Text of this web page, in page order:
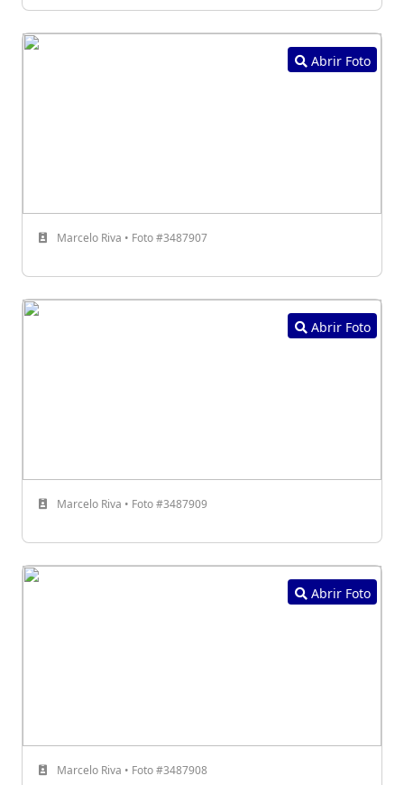
Abrir Foto
Marcelo Riva • Foto #3487907
Abrir Foto
Marcelo Riva • Foto #3487909
Abrir Foto
Marcelo Riva • Foto #3487908